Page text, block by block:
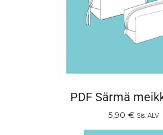
PDF Särmä
5,90 € Sis. ALV